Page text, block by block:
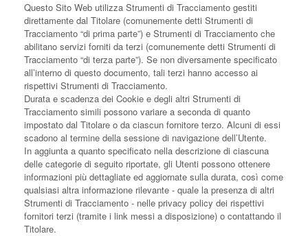
Questo Sito Web utilizza Strumenti di Tracciamento gestiti
direttamente dal Titolare (comunemente detti Strumenti di
Tracciamento “di prima parte”) e Strumenti di Tracciamento che
abilitano servizi forniti da terzi (comunemente detti Strumenti di
Tracciamento “di terza parte”). Se non diversamente specificato
all’interno di questo documento, tali terzi hanno accesso ai
rispettivi Strumenti di Tracciamento.
Durata e scadenza dei Cookie e degli altri Strumenti di
Tracciamento simili possono variare a seconda di quanto
impostato dal Titolare o da ciascun fornitore terzo. Alcuni di essi
scadono al termine della sessione di navigazione dell’Utente.
In aggiunta a quanto specificato nella descrizione di ciascuna
delle categorie di seguito riportate, gli Utenti possono ottenere
informazioni più dettagliate ed aggiornate sulla durata, così come
qualsiasi altra informazione rilevante - quale la presenza di altri
Strumenti di Tracciamento - nelle privacy policy dei rispettivi
fornitori terzi (tramite i link messi a disposizione) o contattando il
Titolare.